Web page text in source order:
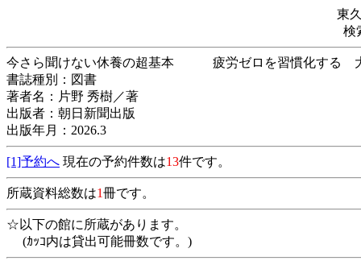
東
検
今さら聞けない休養の超基本 疲労ゼロを習慣
書誌種別：図書
著者名：片野 秀樹／著
出版者：朝日新聞出版
出版年月：2026.3
[1]予約へ 現在の予約件数は13件です。
所蔵資料総数は1冊です。
☆以下の館に所蔵があります。
(ｶｯｺ内は貸出可能冊数です。)